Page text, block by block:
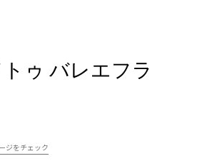
ゥ バレエフラ
ジをチェック